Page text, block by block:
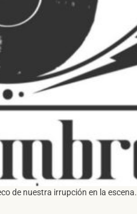
de nuestra irrupción en la escena.